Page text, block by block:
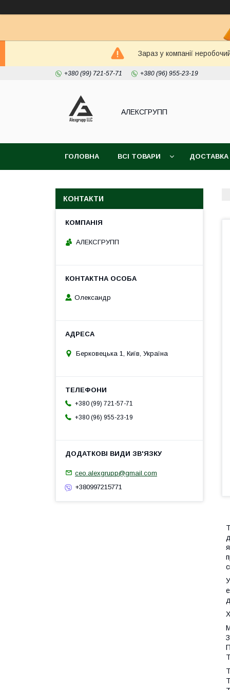
Зараз у компанії
+380 (99) 721-57-71 +380 (96) 955-23-19
АЛЕКСГРУПП
ГОЛОВНА ВСІ ТОВАРИ
КОНТАКТИ
АЛЕКСГРУПП
Олександр
Берковецька 1, Київ, Україна
+380 (99) 721-57-71
+380 (96) 955-23-19
ceo.alexgrupp@gmail.com
+380997215771